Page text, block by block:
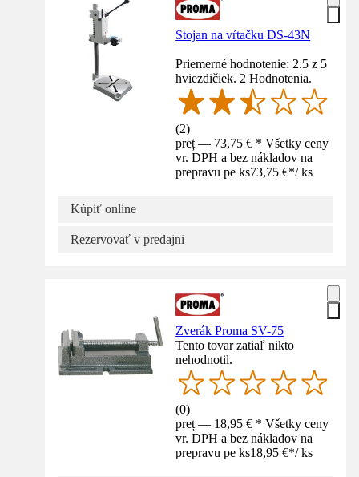
Stojan na vŕtačku DS-43N
Priemerné hodnotenie: 2.5 z 5
hviezdičiek. 2 Hodnotenia.
(2)
preț — 73,75 € * Všetky ceny
vr. DPH a bez nákladov na
prepravu pe ks73,75 €*/ ks
Kúpiť online
Rezervovať v predajni
Zverák Proma SV-75
Tento tovar zatiaľ nikto
nehodnotil.
(0)
preț — 18,95 € * Všetky ceny
vr. DPH a bez nákladov na
prepravu pe ks18,95 €*/ ks